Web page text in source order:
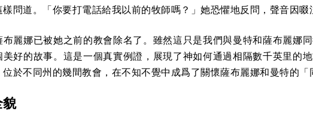
問道。「你要打電話給我以前的牧師嗎？」她恐懼地反問，聲音因啜
布麗娜已被她之前的教會除名了。雖然這只是我們與曼特和薩布麗娜
美好的故事。這是一個真實例證，展現了神如何通過相隔數千英里的
位於不同州的幾間教會，在不知不覺中成爲了關懷薩布麗娜和曼特的「
貌